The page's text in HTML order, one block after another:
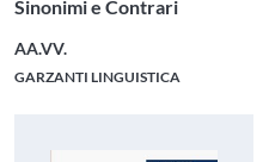
Sinonimi e Contrari
AA.VV.
GARZANTI LINGUISTICA